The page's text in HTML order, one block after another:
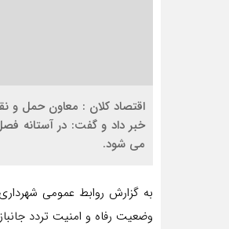
خبر داد و گفت: در آستانه
می شود.
وضعیت رفاه و امنیت تردد